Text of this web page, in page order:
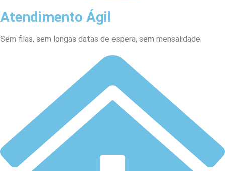
Atendimento Ágil
Sem filas, sem longas datas de espera, sem mensalidade